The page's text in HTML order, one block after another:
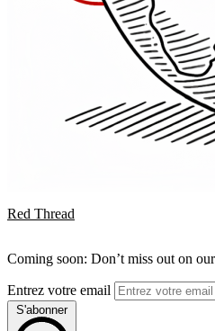
Red Thread
Coming soon: Don’t miss out on
Entrez votre email
S'abonner